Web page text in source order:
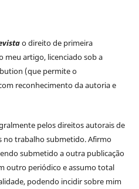
o direito de primeira
meu artigo, licenciado sob a
(que permite o
reconhecimento da autoria e
pelos direitos autorais de
no trabalho submetido.Afirmo
submetido a outra publicação
outro periódico e assumo total
podendo incidir sobre mim